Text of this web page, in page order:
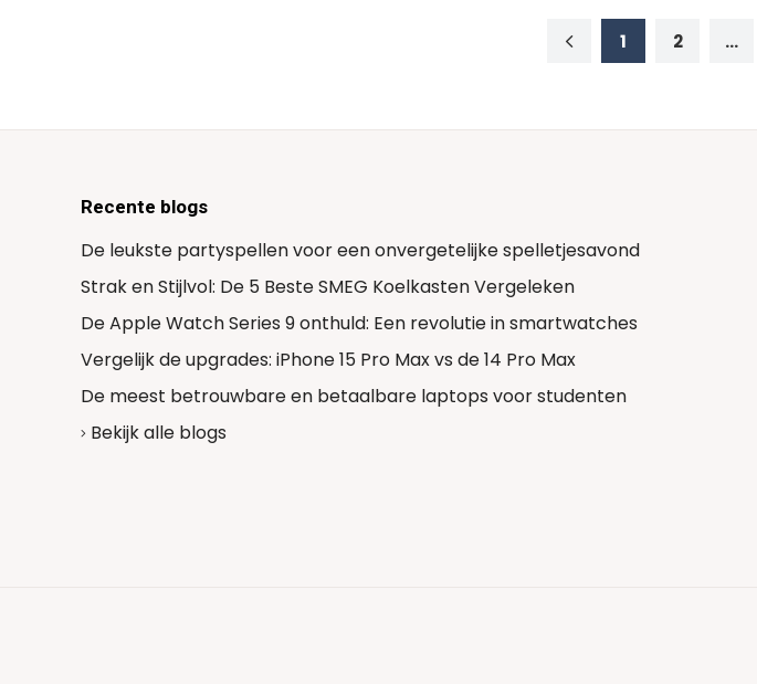
1 2 ...
Recente blogs
De leukste partyspellen voor een onvergetelijke spelletjesavond
Strak en Stijlvol: De 5 Beste SMEG Koelkasten Vergeleken
De Apple Watch Series 9 onthuld: Een revolutie in smartwatches
Vergelijk de upgrades: iPhone 15 Pro Max vs de 14 Pro Max
De meest betrouwbare en betaalbare laptops voor studenten
Bekijk alle blogs